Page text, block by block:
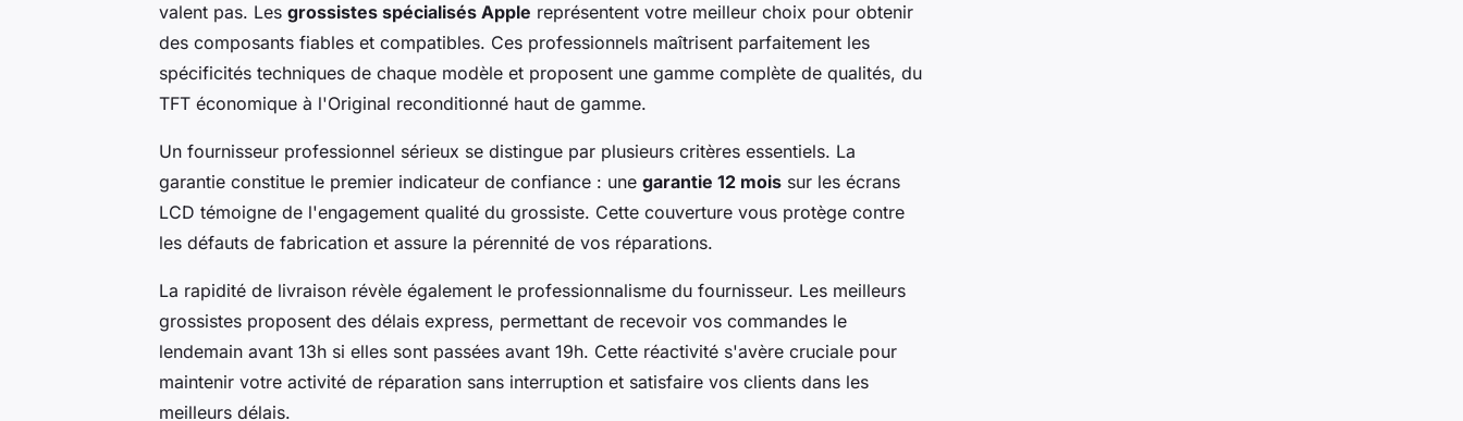
valent pas. Les grossistes spécialisés Apple représentent votre meilleur choix pour obtenir
des composants fiables et compatibles. Ces professionnels maîtrisent parfaitement les
spécificités techniques de chaque modèle et proposent une gamme complète de qualités, du
TFT économique à l'Original reconditionné haut de gamme.
Un fournisseur professionnel sérieux se distingue par plusieurs critères essentiels. La
garantie constitue le premier indicateur de confiance : une garantie 12 mois sur les écrans
LCD témoigne de l'engagement qualité du grossiste. Cette couverture vous protège contre
les défauts de fabrication et assure la pérennité de vos réparations.
La rapidité de livraison révèle également le professionnalisme du fournisseur. Les meilleurs
grossistes proposent des délais express, permettant de recevoir vos commandes le
lendemain avant 13h si elles sont passées avant 19h. Cette réactivité s'avère cruciale pour
maintenir votre activité de réparation sans interruption et satisfaire vos clients dans les
meilleurs délais.